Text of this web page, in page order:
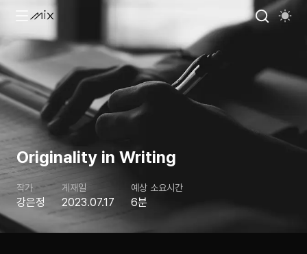
Originality in Writing
작가
강은정
게재일
2023.07.17
예상 소요시간
6분